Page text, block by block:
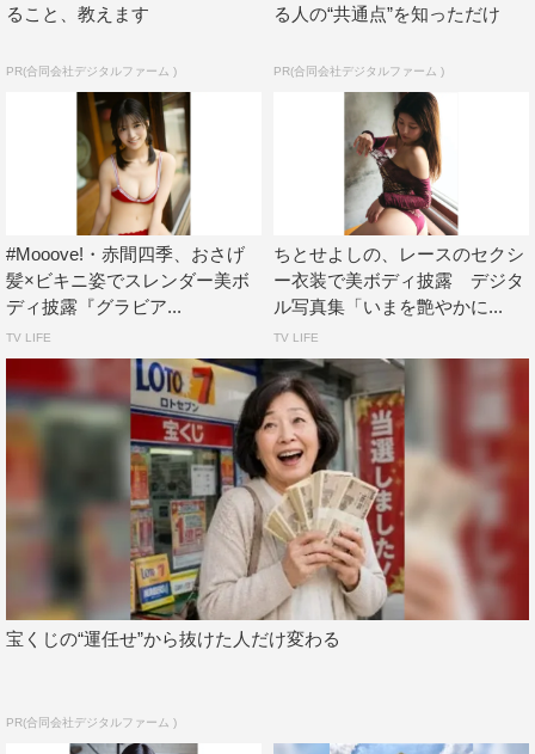
ること、教えます
PR(合同会社デジタルファーム )
る人の“共通点”を知っただけ
PR(合同会社デジタルファーム )
#Mooove!・赤間四季、おさげ
髪×ビキニ姿でスレンダー美ボ
ディ披露『グラビア...
TV LIFE
ちとせよしの、レースのセクシ
ー衣装で美ボディ披露 デジタ
ル写真集「いまを艶やかに...
TV LIFE
宝くじの“運任せ”から抜けた人だけ変わる
PR(合同会社デジタルファーム )